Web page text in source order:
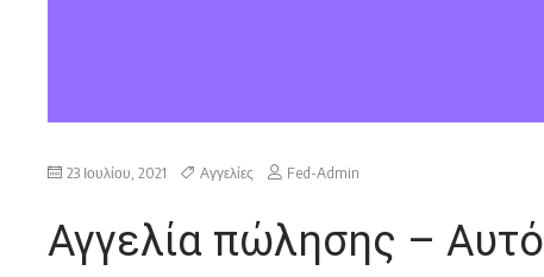
23 Ιουλίου, 2021 Αγγελίες Fed-Admin
Αγγελία πώλησης –